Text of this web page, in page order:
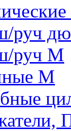
руч
руч М
М